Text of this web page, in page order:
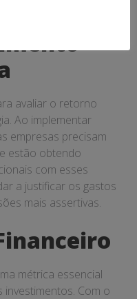
do ROI.
avaliar o retorno
Ao implementar
empresas precisam
estão obtendo
com esses
a justificar os gastos
mais assertivas.
métrica essencial
Com o